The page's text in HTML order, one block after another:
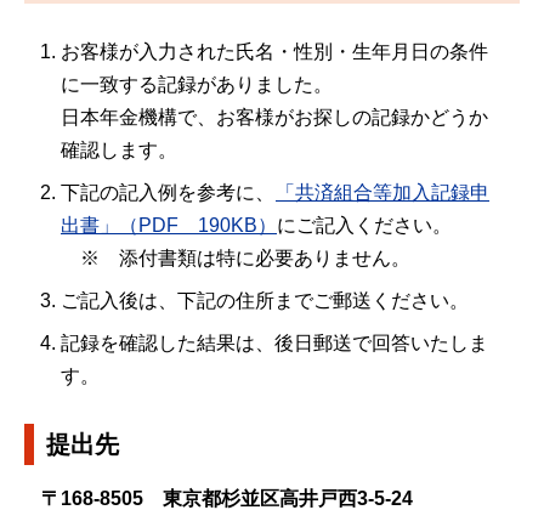
お客様が入力された氏名・性別・生年月日の条件
に一致する記録がありました。
日本年金機構で、お客様がお探しの記録かどうか
確認します。
下記の記入例を参考に、
「共済組合等加入記録申
出書」（PDF 190KB） にご記入ください。
※ 添付書類は特に必要ありません。
ご記入後は、下記の住所までご郵送ください。
記録を確認した結果は、後日郵送で回答いたしま
す。
提出先
〒168-8505 東京都杉並区高井戸西3-5-24